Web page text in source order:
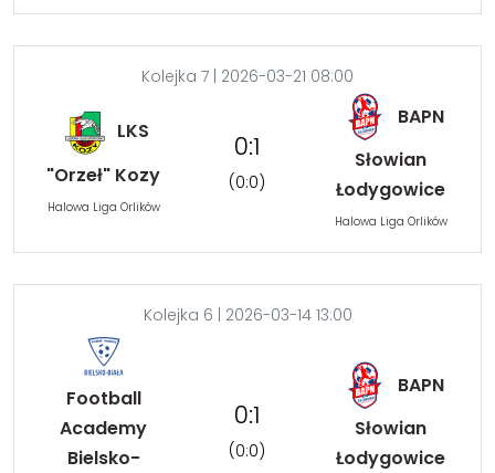
Kolejka 7 | 2026-03-21 08:00
LKS
"Orzeł" Kozy
Halowa Liga Orlików
0:1
(0:0)
BAPN
Słowian
Łodygowice
Halowa Liga Orlików
Kolejka 6 | 2026-03-14 13:00
Football
Academy
Bielsko-
0:1
(0:0)
BAPN
Słowian
Łodygowice